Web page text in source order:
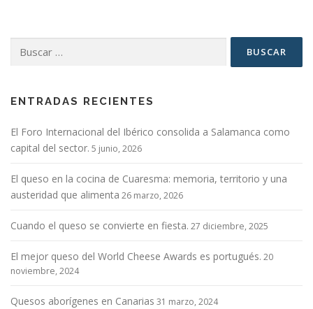
ENTRADAS RECIENTES
El Foro Internacional del Ibérico consolida a Salamanca como
capital del sector. 5 junio, 2026
El queso en la cocina de Cuaresma: memoria, territorio y una
austeridad que alimenta 26 marzo, 2026
Cuando el queso se convierte en fiesta. 27 diciembre, 2025
El mejor queso del World Cheese Awards es portugués. 20
noviembre, 2024
Quesos aborígenes en Canarias 31 marzo, 2024